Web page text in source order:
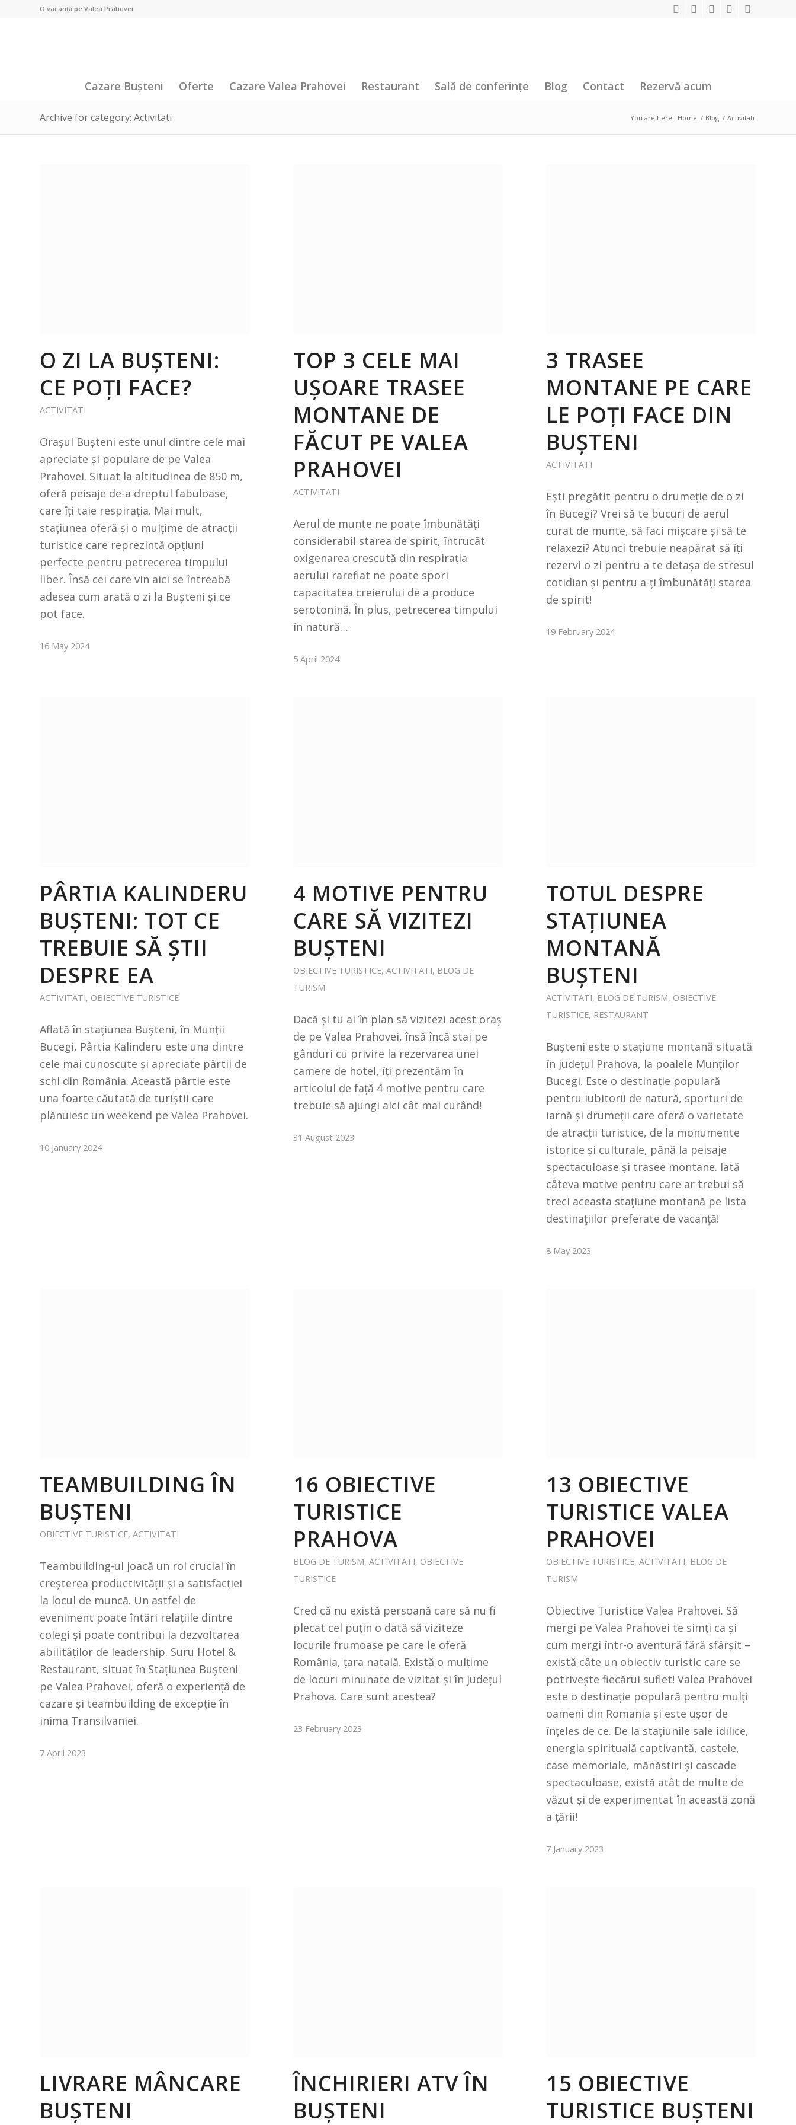
O vacanță pe Valea Prahovei
Cazare Bușteni Oferte Cazare Valea Prahovei Restaurant Sală de conferințe Blog Contact Rezervă acum
Archive for category: Activitati You are here: Home / Blog / Activitati
O ZI LA BUȘTENI:
CE POȚI FACE?
ACTIVITATI
Orașul Bușteni este unul dintre cele mai
apreciate și populare de pe Valea
Prahovei. Situat la altitudinea de 850 m,
oferă peisaje de-a dreptul fabuloase,
care îți taie respirația. Mai mult,
stațiunea oferă și o mulțime de atracții
turistice care reprezintă opțiuni
perfecte pentru petrecerea timpului
liber. Însă cei care vin aici se întreabă
adesea cum arată o zi la Bușteni și ce
pot face.
16 May 2024
TOP 3 CELE MAI
UȘOARE TRASEE
MONTANE DE
FĂCUT PE VALEA
PRAHOVEI
ACTIVITATI
Aerul de munte ne poate îmbunătăți
considerabil starea de spirit, întrucât
oxigenarea crescută din respirația
aerului rarefiat ne poate spori
capacitatea creierului de a produce
serotonină. În plus, petrecerea timpului
în natură…
5 April 2024
3 TRASEE
MONTANE PE CARE
LE POȚI FACE DIN
BUȘTENI
ACTIVITATI
Ești pregătit pentru o drumeție de o zi
în Bucegi? Vrei să te bucuri de aerul
curat de munte, să faci mișcare și să te
relaxezi? Atunci trebuie neapărat să îți
rezervi o zi pentru a te detașa de stresul
cotidian și pentru a-ți îmbunătăți starea
de spirit!
19 February 2024
PÂRTIA KALINDERU
BUȘTENI: TOT CE
TREBUIE SĂ ȘTII
DESPRE EA
ACTIVITATI, OBIECTIVE TURISTICE
Aflată în stațiunea Bușteni, în Munții
Bucegi, Pârtia Kalinderu este una dintre
cele mai cunoscute și apreciate pârtii de
schi din România. Această pârtie este
una foarte căutată de turiștii care
plănuiesc un weekend pe Valea Prahovei.
10 January 2024
4 MOTIVE PENTRU
CARE SĂ VIZITEZI
BUȘTENI
OBIECTIVE TURISTICE, ACTIVITATI, BLOG DE
TURISM
Dacă și tu ai în plan să vizitezi acest oraș
de pe Valea Prahovei, însă încă stai pe
gânduri cu privire la rezervarea unei
camere de hotel, îți prezentăm în
articolul de față 4 motive pentru care
trebuie să ajungi aici cât mai curând!
31 August 2023
TOTUL DESPRE
STAȚIUNEA
MONTANĂ
BUȘTENI
ACTIVITATI, BLOG DE TURISM, OBIECTIVE
TURISTICE, RESTAURANT
Bușteni este o stațiune montană situată
în județul Prahova, la poalele Munților
Bucegi. Este o destinație populară
pentru iubitorii de natură, sporturi de
iarnă și drumeții care oferă o varietate
de atracții turistice, de la monumente
istorice și culturale, până la peisaje
spectaculoase și trasee montane. Iată
câteva motive pentru care ar trebui să
treci aceasta staţiune montană pe lista
destinaţiilor preferate de vacanţă!
8 May 2023
TEAMBUILDING ÎN
BUȘTENI
OBIECTIVE TURISTICE, ACTIVITATI
Teambuilding-ul joacă un rol crucial în
creșterea productivității și a satisfacției
la locul de muncă. Un astfel de
eveniment poate întări relațiile dintre
colegi și poate contribui la dezvoltarea
abilităților de leadership. Suru Hotel &
Restaurant, situat în Stațiunea Bușteni
pe Valea Prahovei, oferă o experiență de
cazare și teambuilding de excepție în
inima Transilvaniei.
7 April 2023
16 OBIECTIVE
TURISTICE
PRAHOVA
BLOG DE TURISM, ACTIVITATI, OBIECTIVE
TURISTICE
Cred că nu există persoană care să nu fi
plecat cel puțin o dată să viziteze
locurile frumoase pe care le oferă
România, țara natală. Există o mulțime
de locuri minunate de vizitat și în județul
Prahova. Care sunt acestea?
23 February 2023
13 OBIECTIVE
TURISTICE VALEA
PRAHOVEI
OBIECTIVE TURISTICE,ACTIVITATI, BLOG DE
TURISM
Obiective Turistice Valea Prahovei. Să
mergi pe Valea Prahovei te simți ca și
cum mergi într-o aventură fără sfârșit –
există câte un obiectiv turistic care se
potrivește fiecărui suflet! Valea Prahovei
este o destinație populară pentru mulți
oameni din Romania și este ușor de
înțeles de ce. De la stațiunile sale idilice,
energia spirituală captivantă, castele,
case memoriale, mănăstiri și cascade
spectaculoase, există atât de multe de
văzut și de experimentat în această zonă
a țării!
7 January 2023
LIVRARE MÂNCARE
BUȘTENI
ÎNCHIRIERI ATV ÎN
BUȘTENI
15 OBIECTIVE
TURISTICE BUȘTENI